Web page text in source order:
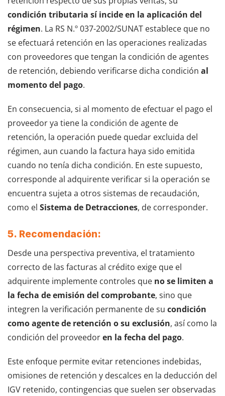
condición tributaria sí incide en la aplicación del
régimen. La RS N.º 037-2002/SUNAT establece que no
se efectuará retención en las operaciones realizadas
con proveedores que tengan la condición de agentes
de retención, debiendo verificarse dicha condición al
momento del pago.
En consecuencia, si al momento de efectuar el pago el
proveedor ya tiene la condición de agente de
retención, la operación puede quedar excluida del
régimen, aun cuando la factura haya sido emitida
cuando no tenía dicha condición. En este supuesto,
corresponde al adquirente verificar si la operación se
encuentra sujeta a otros sistemas de recaudación,
como el Sistema de Detracciones, de corresponder.
5. Recomendación:
Desde una perspectiva preventiva, el tratamiento
correcto de las facturas al crédito exige que el
adquirente implemente controles que no se limiten a
la fecha de emisión del comprobante, sino que
integren la verificación permanente de su condición
como agente de retención o su exclusión, así como la
condición del proveedoren la fecha del pago.
Este enfoque permite evitar retenciones indebidas,
omisiones de retención y descalces en la deducción del
IGV retenido, contingencias que suelen ser observadas